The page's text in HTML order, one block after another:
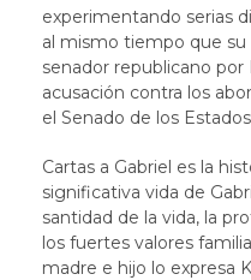
experimentando serias
al mismo tiempo que su
senador republicano por
acusación contra los
el Senado de los
Cartas a Gabriel es la
significativa vida de
santidad de la vida, la
los fuertes valores
madre e hijo lo expresa